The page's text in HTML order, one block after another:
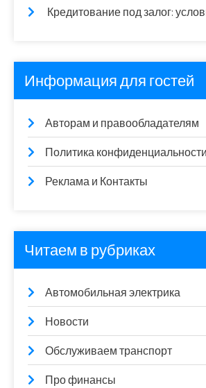
Кредитование под залог:
Информация для гостей
Авторам и правообладателям
Политика конфиденциальности
Реклама и Контакты
Читаем в рубриках
Автомобильная электрика
Новости
Обслуживаем транспорт
Про финансы